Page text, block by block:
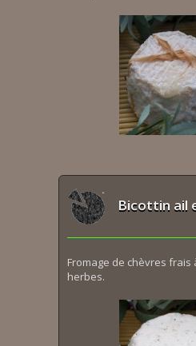
Bicottin ail
Fromage de chèvres frais
herbes.